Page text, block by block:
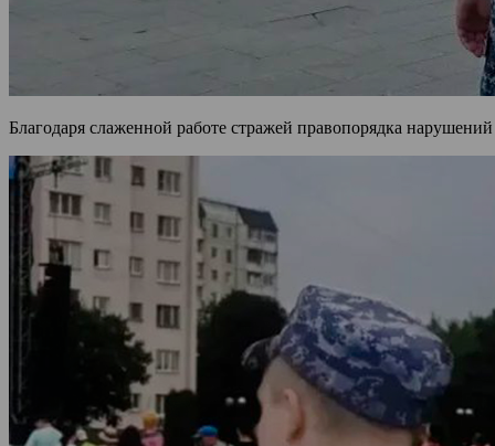
Благодаря слаженной работе стражей правопорядка